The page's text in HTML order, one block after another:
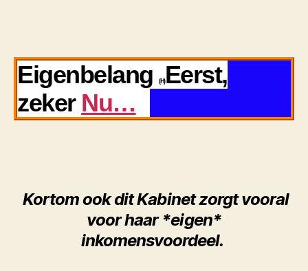
Eigenbelang(H)Eerst,
zeker Nu…
Kortom ook dit Kabinet zorgt vooral
voor haar *eigen*
inkomensvoordeel.